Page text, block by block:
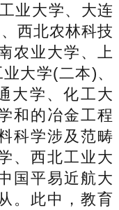
业大学、大连
西北农林科技
农业大学、上
大学(二本)、
大学、化工大
和的冶金工程
科学涉及范畴
、西北工业大
国平易近航大
。此中，教育